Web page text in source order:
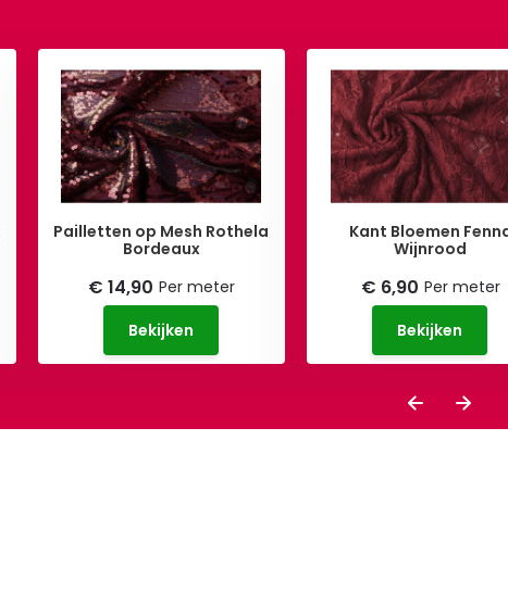
Pailletten op Mesh Rothela
Bordeaux
€ 14,90 Per meter
Bekijken
Kant Bloemen
Wijnrood
€ 6,90 Per meter
Bekijken